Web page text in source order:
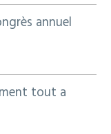
annuel
tout a